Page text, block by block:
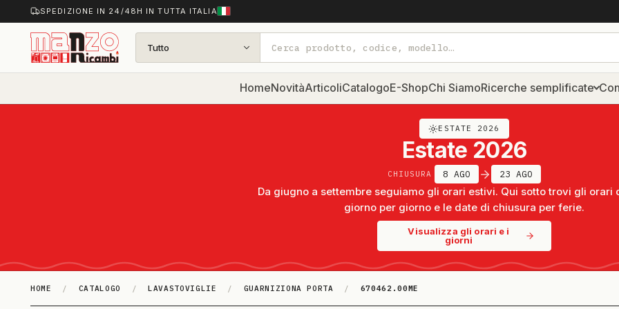
SPEDIZIONE IN 24/48H IN TUTTA ITALIA
Tutto
HomeNovitàArticoliCatalogoE-ShopChi SiamoRicerche semplificate
ESTATE 2026
Estate 2026
CHIUSURA 8 AGO 23 AGO
Da giugno a settembre seguiamo gli orari estivi. Qui sotto trovi gli orari
giorno per giorno e le date di chiusura per ferie.
Visualizza gli orari e i
giorni
HOME / CATALOGO / LAVASTOVIGLIE / GUARNIZIONA PORTA / 670462.00ME